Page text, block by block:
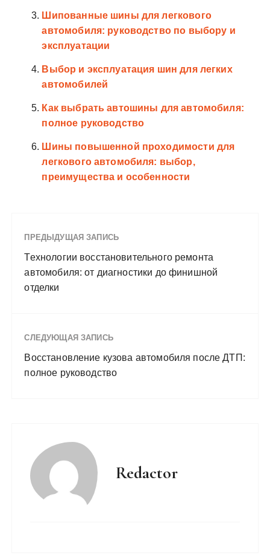
Шипованные шины для легкового
автомобиля: руководство по выбору и
эксплуатации
Выбор и эксплуатация шин для легких
автомобилей
Как выбрать автошины для автомобиля:
полное руководство
Шины повышенной проходимости для
легкового автомобиля: выбор,
преимущества и особенности
ПРЕДЫДУЩАЯ ЗАПИСЬ
Технологии восстановительного ремонта
автомобиля: от диагностики до финишной
отделки
СЛЕДУЮЩАЯ ЗАПИСЬ
Восстановление кузова автомобиля после ДТП:
полное руководство
Redactor